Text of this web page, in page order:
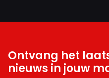
Ontvang het
nieuws in jouw